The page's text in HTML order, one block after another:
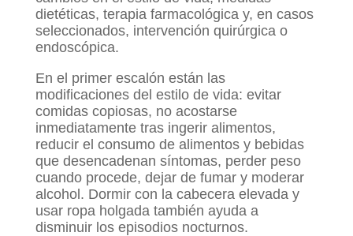
dietéticas, terapia farmacológica y, en casos
seleccionados, intervención quirúrgica o
endoscópica.
En el primer escalón están las
modificaciones del estilo de vida: evitar
comidas copiosas, no acostarse
inmediatamente tras ingerir alimentos,
reducir el consumo de alimentos y bebidas
que desencadenan síntomas, perder peso
cuando procede, dejar de fumar y moderar
alcohol. Dormir con la cabecera elevada y
usar ropa holgada también ayuda a
disminuir los episodios nocturnos.